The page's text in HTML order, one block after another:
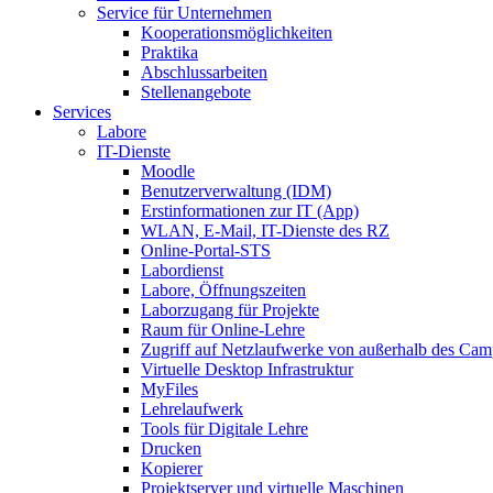
Service für Unternehmen
Kooperationsmöglichkeiten
Praktika
Abschlussarbeiten
Stellenangebote
Services
Labore
IT-Dienste
Moodle
Benutzerverwaltung (IDM)
Erstinformationen zur IT (App)
WLAN, E-Mail, IT-Dienste des RZ
Online-Portal-STS
Labordienst
Labore, Öffnungszeiten
Laborzugang für Projekte
Raum für Online-Lehre
Zugriff auf Netzlaufwerke von außerhalb des
Virtuelle Desktop Infrastruktur
MyFiles
Lehrelaufwerk
Tools für Digitale Lehre
Drucken
Kopierer
Projektserver und virtuelle Maschinen